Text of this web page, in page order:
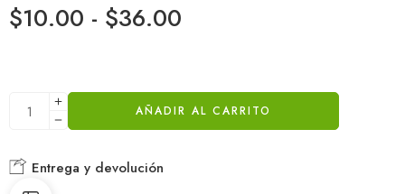
$10.00 - $36.00
AÑADIR AL CARRITO
Entrega y devolución